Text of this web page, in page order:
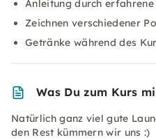
Anleitung durch
Zeichnen verschiedener
Getränke während des
Was Du zum Kurs
Natürlich ganz viel gute
den Rest kümmern wir uns :)